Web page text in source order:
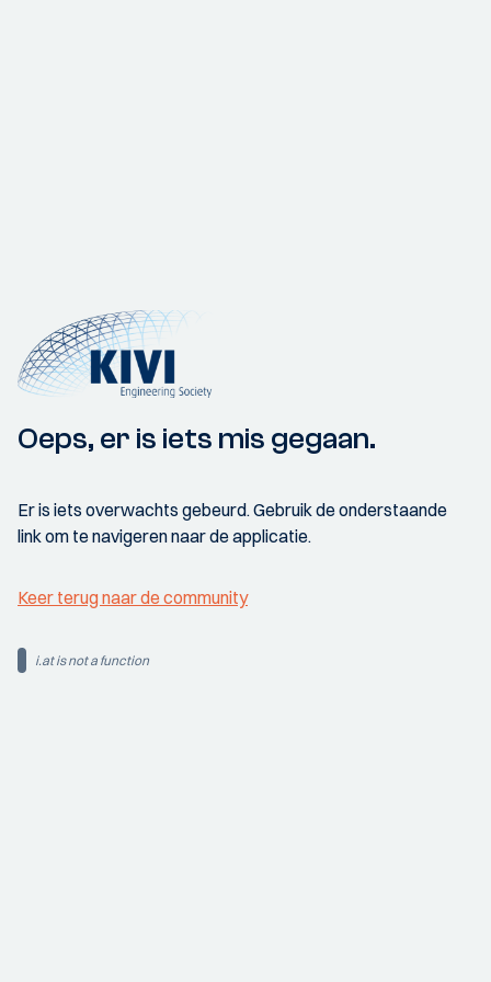
Oeps, er is iets mis gegaan.
Er is iets overwachts gebeurd. Gebruik de onderstaande
link om te navigeren naar de applicatie.
Keer terug naar de community
i.at is not a function